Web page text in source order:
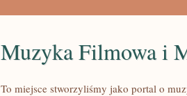
Muzyka Filmowa i
To miejsce stworzyliśmy jako portal o